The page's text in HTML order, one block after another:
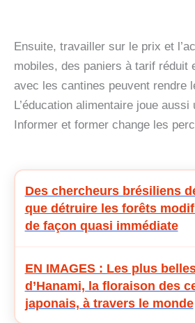
Ensuite, travailler sur le prix et
mobiles, des paniers à tarif réduit
avec les cantines peuvent rendre
L’éducation alimentaire joue
Informer et former change les
Des chercheurs brésiliens
que détruire les forêts
de façon quasi immédiate
EN IMAGES : Les plus
d’Hanami, la floraison des
japonais, à travers le monde